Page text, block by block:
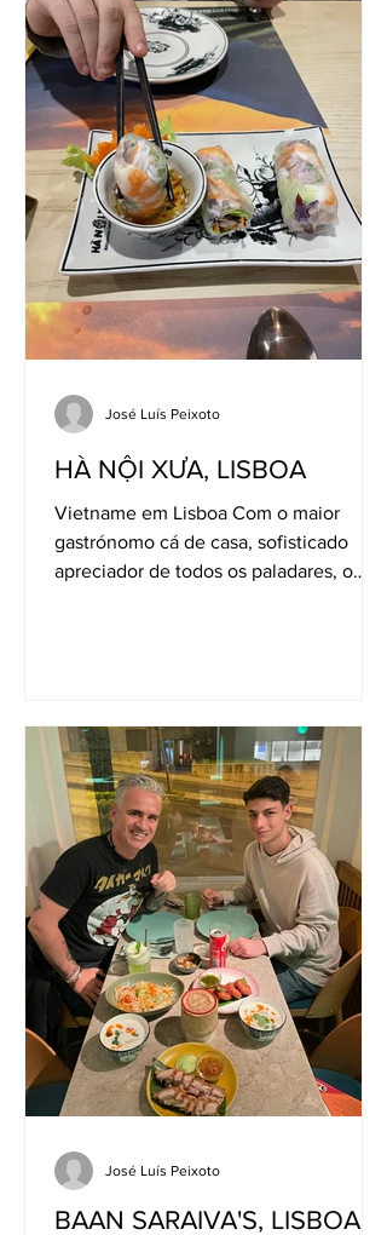
HÀ NỘI XƯA, LISBOA
Vietname em Lisboa Com o maior
gastrónomo cá de casa, sofisticado
apreciador de todos os paladares, o
bem longe: não apenas
geograficamente, mas também nos
sentidos. O restaurante Hà Nội Xưa ,
que em português significa “Hanói
Antiga”, oferece uma viagem culinária
ao Vietname, com paragens em sabor
José Luís Peixoto
BAAN SARAIVA'S, LISBOA
José Luís Peixoto